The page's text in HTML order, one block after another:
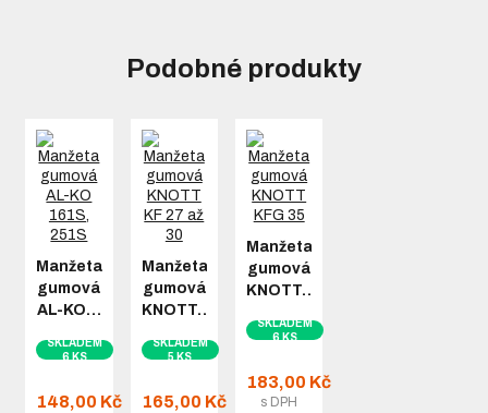
Podobné produkty
Manžeta
gumová
AL-KO…
SKLADEM
6 KS
148,00 Kč
Manžeta
gumová
KNOTT…
SKLADEM
5 KS
165,00 Kč
Manžeta
gumová
KNOTT…
SKLADEM
6 KS
183,00 Kč
s DPH